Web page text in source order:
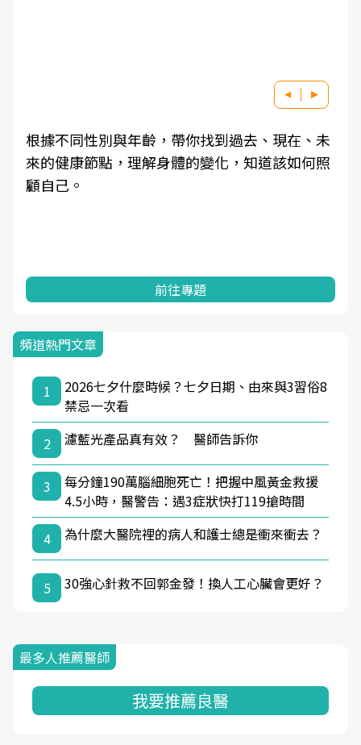
根據不同性別與年齡，帶你找到過去、現在、未
來的健康節點，理解身體的變化，知道該如何照
顧自己。
前往專題
頻道熱門文章
1
2026七夕什麼時候？七夕日期、由來與3習俗8
禁忌一次看
2
濾藍光產品真有效？ 醫師告訴你
3
每分鐘190萬腦細胞死亡！把握中風黃金救援
4.5小時，醫警告：遇3症狀快打119搶時間
4
為什麼大醫院裡的病人和護士總是衝來衝去？
5 30強心針救不回郭金發！換人工心臟會更好？
最多人推薦醫師
我要推薦良醫